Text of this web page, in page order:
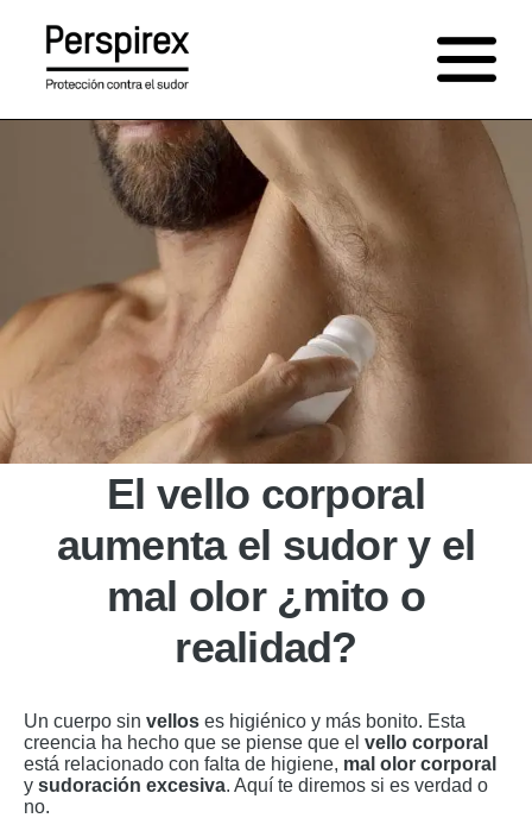
contenido
El vello corporal
aumenta el sudor y el
mal olor ¿mito o
realidad?
Un cuerpo sin vellos es higiénico y más bonito. Esta
creencia ha hecho que se piense que el vello corporal
está relacionado con falta de higiene, mal olor corporal
y sudoración excesiva. Aquí te diremos si es verdad o
no.